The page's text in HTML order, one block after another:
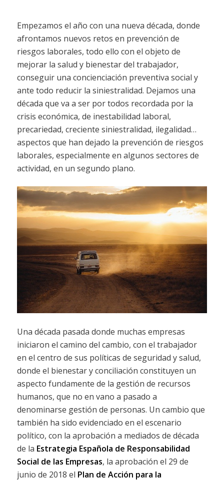
Empezamos el año con una nueva década, donde
afrontamos nuevos retos en prevención de
riesgos laborales, todo ello con el objeto de
mejorar la salud y bienestar del trabajador,
conseguir una concienciación preventiva social y
ante todo reducir la siniestralidad. Dejamos una
década que va a ser por todos recordada por la
crisis económica, de inestabilidad laboral,
precariedad, creciente siniestralidad, ilegalidad…
aspectos que han dejado la prevención de riesgos
laborales, especialmente en algunos sectores de
actividad, en un segundo plano.
Una década pasada donde muchas empresas
iniciaron el camino del cambio, con el trabajador
en el centro de sus políticas de seguridad y salud,
donde el bienestar y conciliación constituyen un
aspecto fundamente de la gestión de recursos
humanos, que no en vano a pasado a
denominarse gestión de personas. Un cambio que
también ha sido evidenciado en el escenario
político, con la aprobación a mediados de década
de la Estrategia Española de Responsabilidad
Social de las Empresas, la aprobación el 29 de
junio de 2018 el Plan de Acción para la